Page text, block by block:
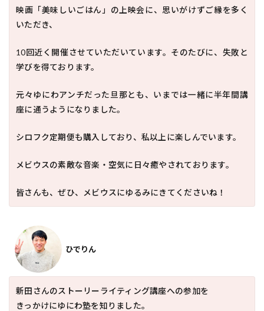
映画「美味しいごはん」の上映会に、思いがけずご縁を多く
いただき、
10回近く開催させていただいています。そのたびに、失敗と
学びを得ております。
元々ゆにわアンチだった旦那とも、いまでは一緒に半年間講
座に通うようになりました。
シロフク定期便も購入しており、私以上に楽しんでいます。
メビウスの素敵な音楽・空気に日々癒やされております。
皆さんも、ぜひ、メビウスにゆるみにきてくださいね！
ひでりん
新田さんのストーリーライティング講座への参加を
きっかけにゆにわ塾を知りました。